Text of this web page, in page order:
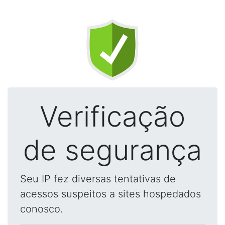
Verificação
de segurança
Seu IP fez diversas tentativas de
acessos suspeitos a sites hospedados
conosco.